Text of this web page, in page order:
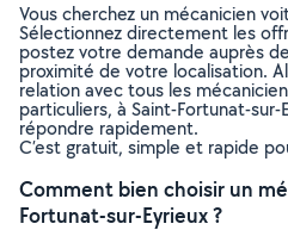
Vous cherchez un mécanicien
Sélectionnez directement les
postez votre demande auprès
proximité de votre localisation.
relation avec tous les
particuliers, à Saint-Fortunat-
répondre rapidement.
C’est gratuit, simple et rapide
Comment bien choisir un
Fortunat-sur-Eyrieux ?